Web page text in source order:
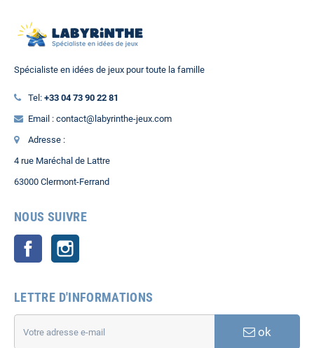
Spécialiste en idées de jeux pour toute la famille
Tel: +33 04 73 90 22 81
Email : contact@labyrinthe-jeux.com
Adresse :
4 rue Maréchal de Lattre
63000 Clermont-Ferrand
NOUS SUIVRE
Facebook
LETTRE D'INFORMATIONS
ok